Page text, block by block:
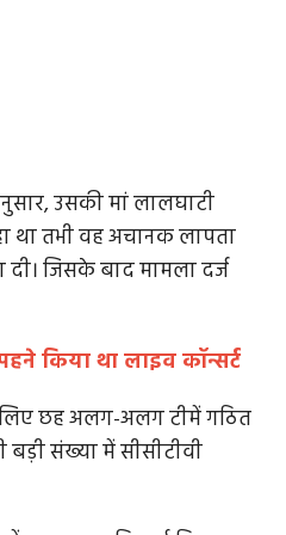
उसकी मां लालघाटी
था तभी वह अचानक लापता
जिसके बाद मामला दर्ज
किया था लाइव कॉन्सर्ट
छह अलग-अलग टीमें गठित
बड़ी संख्या में सीसीटीवी